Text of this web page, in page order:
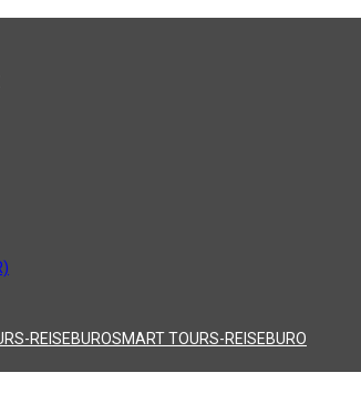
SMART TOURS-REISEBURO